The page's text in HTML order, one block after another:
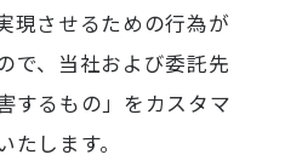
現させるための行為が
で、当社および委託先
するもの」をカスタマ
します。